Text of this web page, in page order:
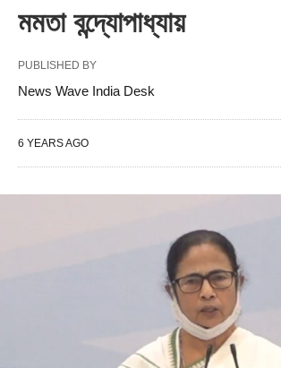
মমতা বন্দ্যোপাধ্যায়
PUBLISHED BY
News Wave India Desk
6 YEARS AGO